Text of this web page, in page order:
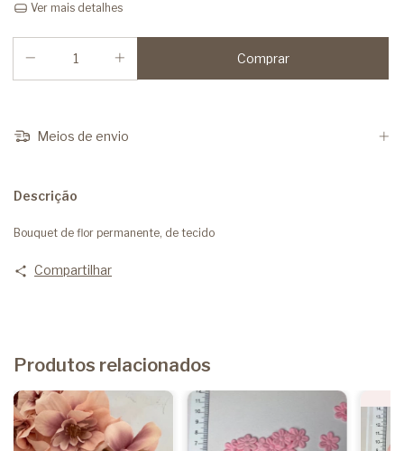
Ver mais detalhes
Meios de envio
Descrição
Bouquet de flor permanente, de tecido
Compartilhar
Produtos relacionados